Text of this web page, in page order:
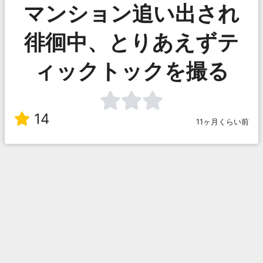
マンション追い出され
徘徊中、とりあえずテ
ィックトックを撮る
14 11ヶ月くらい前